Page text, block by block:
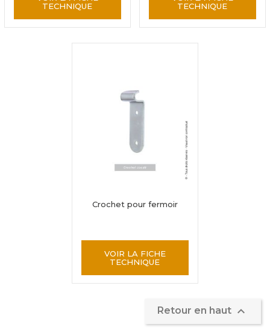
TECHNIQUE
TECHNIQUE
Crochet pour fermoir
VOIR LA FICHE
TECHNIQUE
Retour en haut 